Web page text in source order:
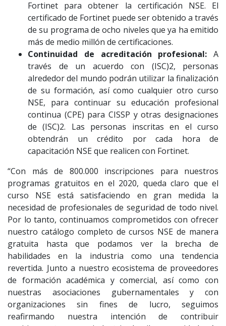
Fortinet para obtener la certificación NSE. El
certificado de Fortinet puede ser obtenido a través
de su programa de ocho niveles que ya ha emitido
más de medio millón de certificaciones.
Continuidad de acreditación profesional: A
través de un acuerdo con (ISC)2, personas
alrededor del mundo podrán utilizar la finalización
de su formación, así como cualquier otro curso
NSE, para continuar su educación profesional
continua (CPE) para CISSP y otras designaciones
de (ISC)2. Las personas inscritas en el curso
obtendrán un crédito por cada hora de
capacitación NSE que realicen con Fortinet.
“Con más de 800.000 inscripciones para nuestros
programas gratuitos en el 2020, queda claro que el
curso NSE está satisfaciendo en gran medida la
necesidad de profesionales de seguridad de todo nivel.
Por lo tanto, continuamos comprometidos con ofrecer
nuestro catálogo completo de cursos NSE de manera
gratuita hasta que podamos ver la brecha de
habilidades en la industria como una tendencia
revertida. Junto a nuestro ecosistema de proveedores
de formación académica y comercial, así como con
nuestras asociaciones gubernamentales y con
organizaciones sin fines de lucro, seguimos
reafirmando nuestra intención de contribuir